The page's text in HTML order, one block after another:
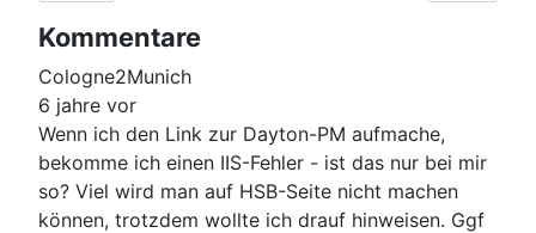
Kommentare
Cologne2Munich
6 jahre vor
Wenn ich den Link zur Dayton-PM aufmache,
bekomme ich einen IIS-Fehler - ist das nur bei mir
so? Viel wird man auf HSB-Seite nicht machen
können, trotzdem wollte ich drauf hinweisen. Ggf